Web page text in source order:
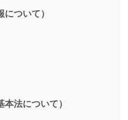
ついて）
法について）